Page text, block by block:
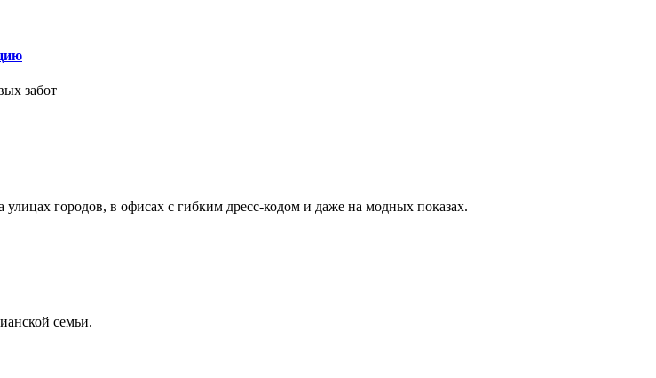
забот
городов, в офисах с гибким дресс-кодом и даже на модных показах.
семьи.